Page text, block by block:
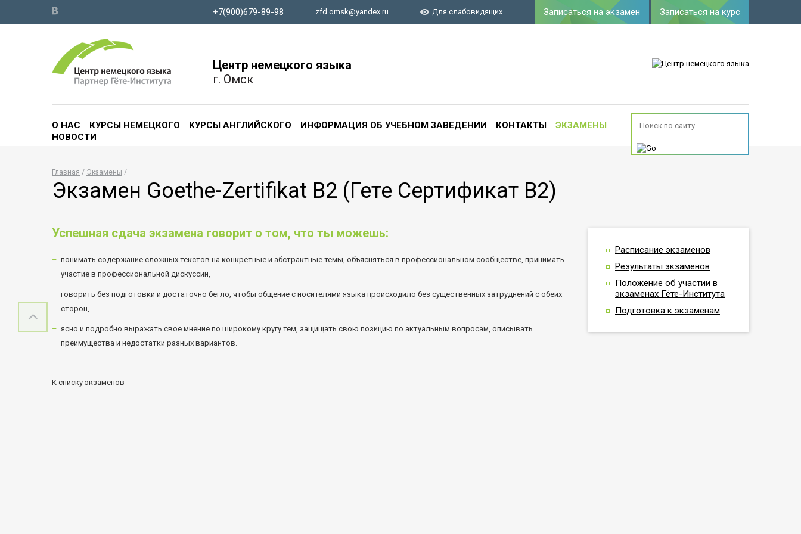
Расписание экзаменов
Результаты экзаменов
Положение об участии в
экзаменах Гёте-Института
Подготовка к экзаменам
Главная Экзамены
Экзамен Goethe-Zertifikat B2 (Гете Сертификат В2)
Успешная сдача экзамена говорит о том, что ты можешь:
понимать содержание сложных текстов на конкретные и абстрактные темы, объясняться в профессиональном сообществе, принимать
участие в профессиональной дискуссии,
говорить без подготовки и достаточно бегло, чтобы общение с носителями языка происходило без существенных затруднений с обеих
сторон,
ясно и подробно выражать свое мнение по широкому кругу тем, защищать свою позицию по актуальным вопросам, описывать
преимущества и недостатки разных вариантов.
К списку экзаменов
+7(900)679-89-98 zfd.omsk@yandex.ru Для слабовидящих
Центр немецкого языка
г. Омск
Записаться на экзамен Записаться на курс
О НАС КУРСЫ НЕМЕЦКОГО КУРСЫ АНГЛИЙСКОГО ИНФОРМАЦИЯ ОБ УЧЕБНОМ ЗАВЕДЕНИИ КОНТАКТЫ
ЭКЗАМЕНЫ
НОВОСТИ